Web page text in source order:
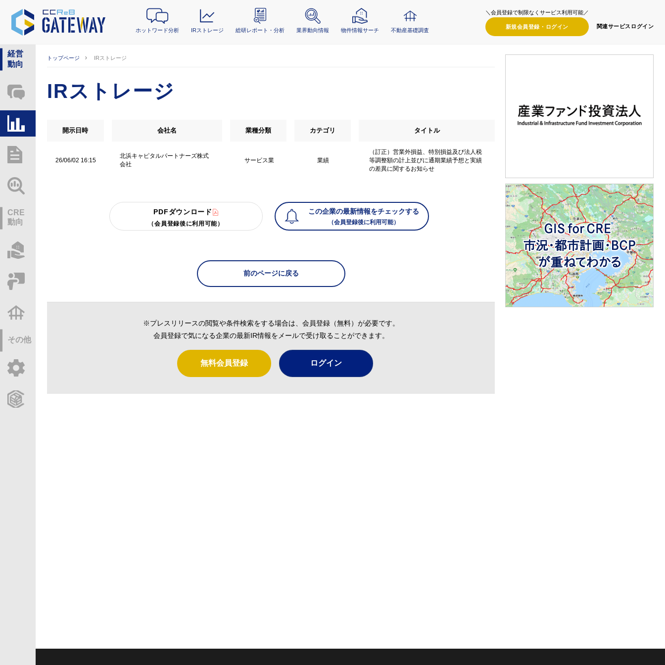
ホットワード分析 IRストレージ 総研レポート・分析 業界動向情報 物件情報サーチ 不動産基礎調査
＼会員登録で制限なくサービス利用可能／
新規会員登録・ ログイン 関連サービス ログイン
経営
動向
ホットワード分析
CRE
動向
その他
トップページ IRストレージ
IRストレージ
開示日時 会社名 業種分類 カテゴリ タイトル
26/06/02 16:15
北浜キャピタルパートナーズ株式
会社
サービス業 業績
（訂正）営業外損益、特別損益及び法人税
等調整額の計上並びに通期業績予想と実績
の差異に関するお知らせ
PDFダウンロード
（会員登録後に利用可能）
この企業の最新情報をチェックする
（会員登録後に利用可能）
前のページに戻る
※プレスリリースの閲覧や条件検索をする場合は、会員登録（無料）が必要です。
会員登録で気になる企業の最新IR情報をメールで受け取ることができます。
無料会員登録 ログイン